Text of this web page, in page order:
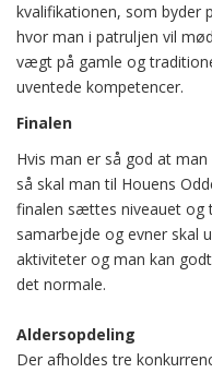
kvalifikationen, som byder
hvor man i patruljen vil
vægt på gamle og
uventede kompetencer.
Finalen
Hvis man er så god at
så skal man til Houens
finalen sættes niveauet og
samarbejde og evner skal
aktiviteter og man kan
det normale.
Aldersopdeling
Der afholdes tre